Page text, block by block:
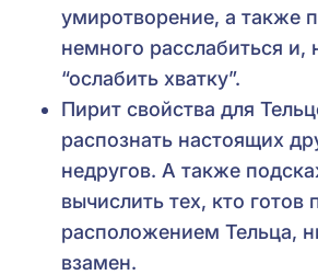
умиротворение, а также
немного расслабиться и,
“ослабить хватку”.
Пирит свойства для
распознать настоящих
недругов. А также
вычислить тех, кто готов
расположением Тельца,
взамен.